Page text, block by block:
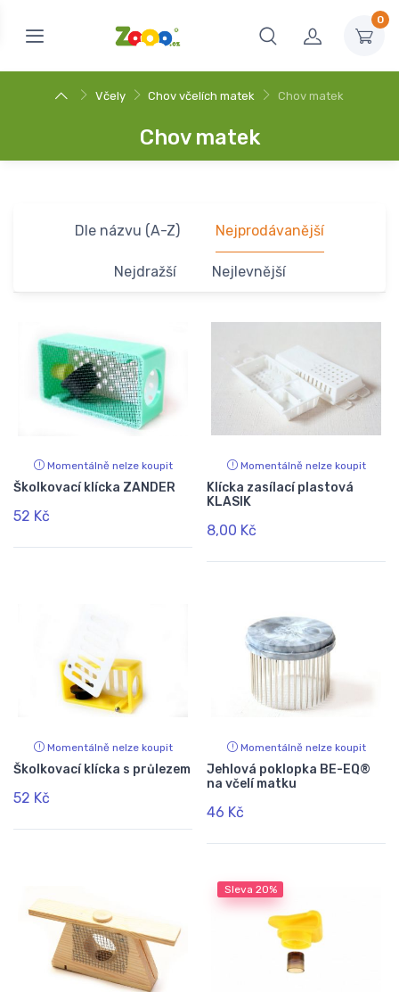
0
Včely Chov včelích matek Chov matek
Chov matek
Dle názvu (A-Z) Nejprodávanější
Nejdražší Nejlevnější
Momentálně nelze koupit
Školkovací klícka ZANDER
52 Kč
Momentálně nelze koupit
Klícka zasílací plastová
KLASIK
8,00 Kč
Momentálně nelze koupit
Školkovací klícka s průlezem
52 Kč
Momentálně nelze koupit
Jehlová poklopka BE-EQ®
na včelí matku
46 Kč
Sleva 20%